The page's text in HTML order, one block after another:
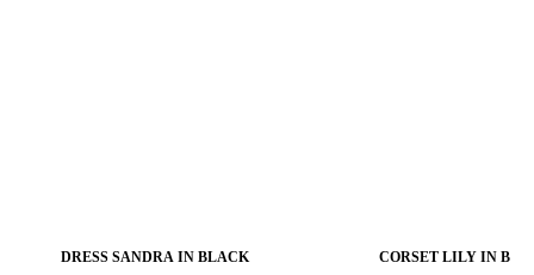
DRESS SANDRA IN BLACK CORSET LILY IN